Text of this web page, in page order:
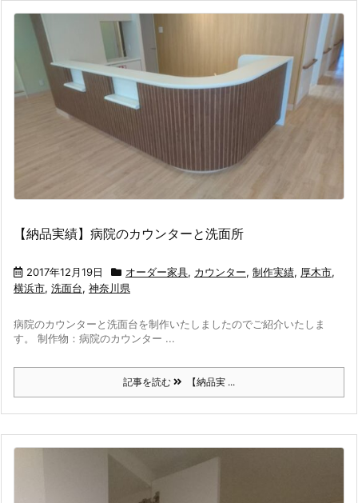
【納品実績】病院のカウンターと洗面所
2017年12月19日 オーダー家具, カウンター, 制作実績, 厚木市,
横浜市, 洗面台, 神奈川県
病院のカウンターと洗面台を制作いたしましたのでご紹介いたしま
す。 制作物：病院のカウンター ...
記事を読む 【納品実 ...